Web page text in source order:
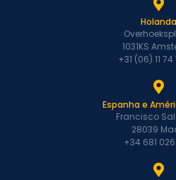
Holanda
1031KS
+31 (06) 11
Espanha e
Francisco
28039
+34 681